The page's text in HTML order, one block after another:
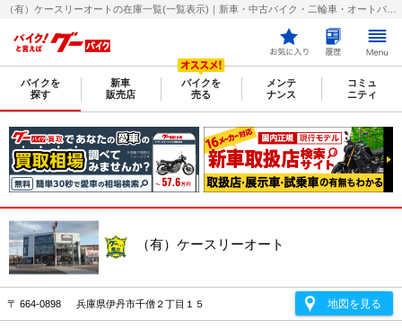
バイクを
探す
新車
販売店
バイクを
売る
メンテ
ナンス
コミュ
ニティ
（有）ケースリーオート
〒 664-0898 兵庫県伊丹市千僧２丁目１５ 地図を見る